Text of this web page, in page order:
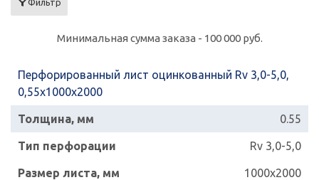
Фильтр
Минимальная сумма заказа - 100 000 руб.
Перфорированный лист оцинкованный Rv 3,0-5,0,
0,55х1000х2000
0.55
Rv 3,0-5,0
1000x2000